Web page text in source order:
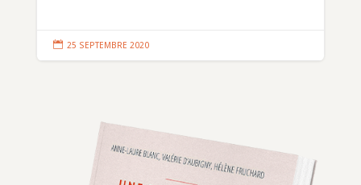
 25 SEPTEMBRE 2020